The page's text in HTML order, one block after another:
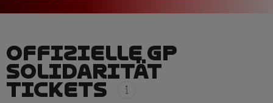
OFFIZIELLE GP
SOLIDARITÄT
TICKETS